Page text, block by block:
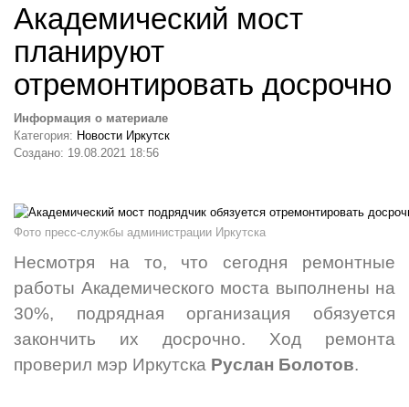
Академический мост
планируют
отремонтировать досрочно
Информация о материале
Категория: Новости Иркутск
Создано: 19.08.2021 18:56
Фото пресс-службы администрации Иркутска
Несмотря на то, что сегодня ремонтные
работы Академического моста выполнены на
30%, подрядная организация обязуется
закончить их досрочно. Ход ремонта
проверил мэр Иркутска Руслан Болотов.